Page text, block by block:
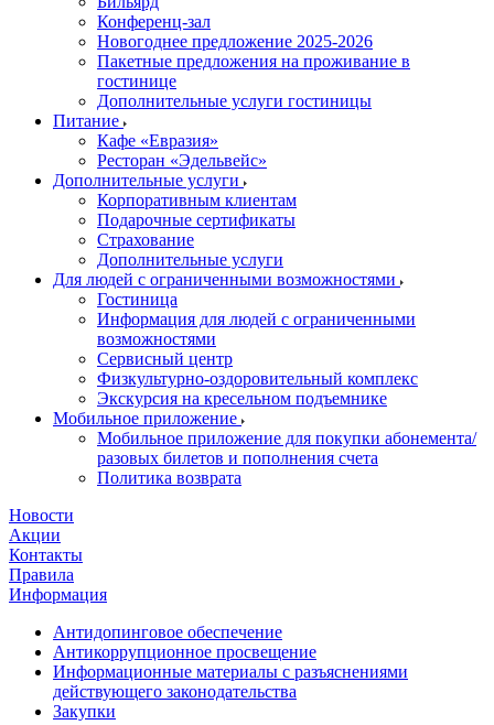
Конференц-зал
Новогоднее предложение 2025-2026
Пакетные предложения на проживание в
гостинице
Дополнительные услуги гостиницы
Питание
Кафе «Евразия»
Ресторан «Эдельвейс»
Дополнительные услуги
Корпоративным клиентам
Подарочные сертификаты
Страхование
Дополнительные услуги
Для людей с ограниченными возможностями
Гостиница
Информация для людей с ограниченными
возможностями
Сервисный центр
Физкультурно-оздоровительный комплекс
Экскурсия на кресельном подъемнике
Мобильное приложение
Мобильное приложение для покупки абонемента/
разовых билетов и пополнения счета
Политика возврата
Новости
Акции
Контакты
Правила
Информация
Антидопинговое обеспечение
Антикоррупционное просвещение
Информационные материалы с разъяснениями
действующего законодательства
Закупки